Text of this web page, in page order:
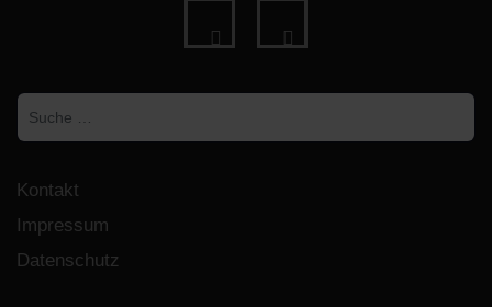
fa-
fa-
Suchen
Kontakt
Impressum
Datenschutz